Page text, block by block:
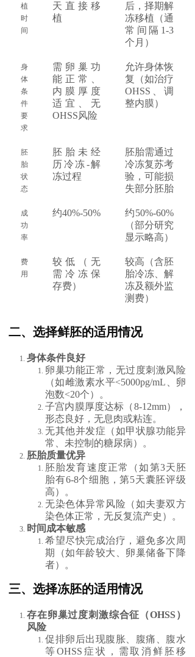
植
时
间
天直接移
植
后，择期解
冻移植（通
常间隔1-3
个月）
身
体
条
件
要
求
需卵巢功
能正常、
内膜厚度
适宜、无
OHSS风险
允许身体恢
复（如治疗
OHSS、调
整内膜）
胚
胎
状
态
胚胎未经
历冷冻-解
冻过程
胚胎需通过
冷冻复苏考
验，可能损
失部分胚胎
成
功
率
约40%-50%
约50%-60%
（部分研究
显示略高）
费
用
较低（无
需冷冻保
存费）
较高（含胚
胎冷冻、解
冻及额外监
测费）
二、选择鲜胚的适用情况
身体条件良好
卵巢功能正常，无过度刺激风险
（如雌激素水平<5000pg/mL、卵
泡数<20个）。
子宫内膜厚度达标（8-12mm），
形态良好，无息肉或粘连。
无其他并发症（如甲状腺功能异
常、未控制的糖尿病）。
胚胎质量优异
胚胎发育速度正常（如第3天胚
胎有6-8个细胞，第5天囊胚评级
高）。
无染色体异常风险（如夫妻双方
染色体正常，无反复流产史）。
时间成本敏感
希望尽快完成治疗，避免多次周
期（如年龄较大、卵巢储备下降
者）。
三、选择冻胚的适用情况
存在卵巢过度刺激综合征（OHSS）
风险
促排卵后出现腹胀、腹痛、腹水
等OHSS症状，需取消鲜胚移